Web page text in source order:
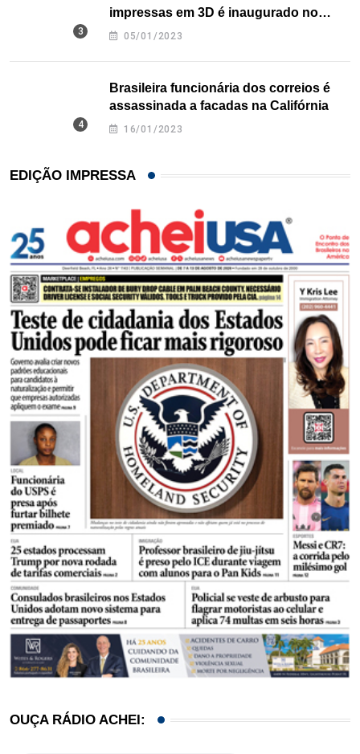
impressas em 3D é inaugurado no
Texas
05/01/2023
Brasileira funcionária dos correios é
assassinada a facadas na Califórnia
16/01/2023
EDIÇÃO IMPRESSA
OUÇA RÁDIO ACHEI: